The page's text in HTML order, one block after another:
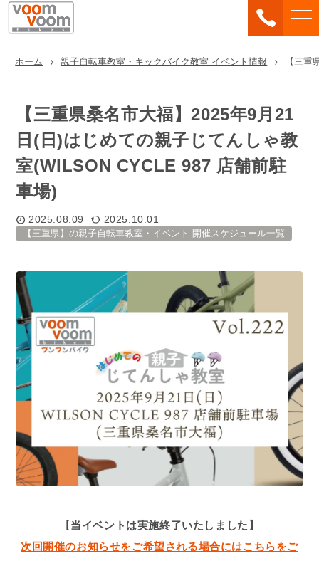
ホーム 親子自転車教室・キックバイク教室 イベント情報 【三
【三重県桑名市大福】2025年9月21
日(日)はじめての親子じてんしゃ教
室(WILSON CYCLE 987 店舗前駐
車場)
2025.08.09 2025.10.01
【三重県】の親子自転車教室・イベント 開催スケジュール一覧
【当イベントは実施終了いたしました】
次回開催のお知らせをご希望される場合にはこちらをご